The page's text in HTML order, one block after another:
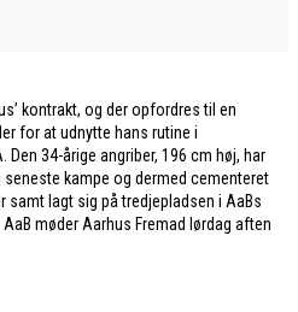
kontrakt, og der opfordres til en
for at udnytte hans rutine i
Den 34-årige angriber, 196 cm høj, har
seneste kampe og dermed cementeret
lagt sig på tredjepladsen i AaBs
møder Aarhus Fremad lørdag aften